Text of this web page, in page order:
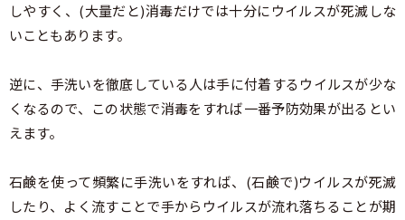
しやすく、(大量だと)消毒だけでは十分にウイルスが死滅しな
いこともあります。
逆に、手洗いを徹底している人は手に付着するウイルスが少な
くなるので、この状態で消毒をすれば一番予防効果が出るとい
えます。
石鹸を使って頻繁に手洗いをすれば、(石鹸で)ウイルスが死滅
したり、よく流すことで手からウイルスが流れ落ちることが期